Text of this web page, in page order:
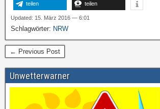
teilen teilen
Updated: 15. März 2016 — 6:01
Schlagwörter: NRW
← Previous Post
Unwetterwarner